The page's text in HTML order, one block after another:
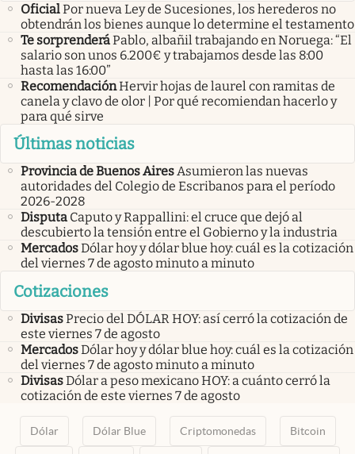
OficialPor nueva Ley de Sucesiones, los herederos no
obtendrán los bienes aunque lo determine el testamento
Te sorprenderáPablo, albañil trabajando en Noruega: “El
salario son unos 6.200€ y trabajamos desde las 8:00
hasta las 16:00”
RecomendaciónHervir hojas de laurel con ramitas de
canela y clavo de olor | Por qué recomiendan hacerlo y
para qué sirve
Últimas noticias
Provincia de Buenos AiresAsumieron las nuevas
autoridades del Colegio de Escribanos para el período
2026-2028
Disputa Caputo y Rappallini: el cruce que dejó al
descubierto la tensión entre el Gobierno y la industria
MercadosDólar hoy y dólar blue hoy: cuál es la cotización
del viernes 7 de agosto minuto a minuto
Cotizaciones
DivisasPrecio del DÓLAR HOY: así cerró la cotización de
este viernes 7 de agosto
MercadosDólar hoy y dólar blue hoy: cuál es la cotización
del viernes 7 de agosto minuto a minuto
DivisasDólar a peso mexicano HOY: a cuánto cerró la
cotización de este viernes 7 de agosto
Dólar Dólar Blue Criptomonedas Bitcoin